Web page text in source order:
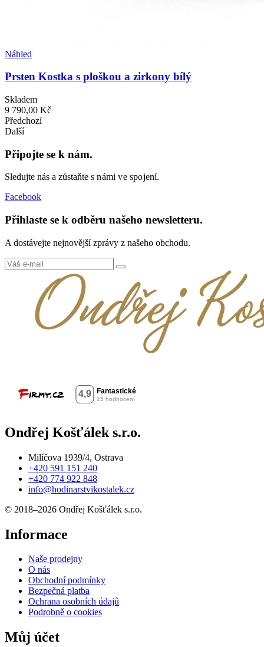
Náhled
Prsten Kostka s ploškou a zirkony bílý
Skladem
9 790,00 Kč
Předchozí
Další
Připojte se k nám.
Sledujte nás a zůstaňte s námi ve spojení.
Facebook
Přihlaste se k odběru našeho newsletteru.
A dostávejte nejnovější zprávy z našeho obchodu.
Ondřej Košťálek s.r.o.
Milíčova 1939/4, Ostrava
+420 591 151 240
+420 774 922 848
info@hodinarstvikostalek.cz
© 2018–2026 Ondřej Košťálek s.r.o.
Informace
Naše prodejny
O nás
Obchodní podmínky
Bezpečná platba
Ochrana osobních údajů
Podrobně o cookies
Můj účet